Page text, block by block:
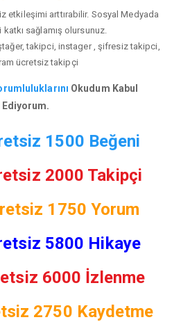
etkileşimi arttırabilir. Sosyal Medyada
sağlamış olursunuz.
takipci, instager , şifresiz takipci,
ücretsiz takipçi
Okudum Kabul
Ediyorum.
1500 Beğeni
2000 Takipçi
1750 Yorum
5800 Hikaye
6000 İzlenme
2750 Kaydetme